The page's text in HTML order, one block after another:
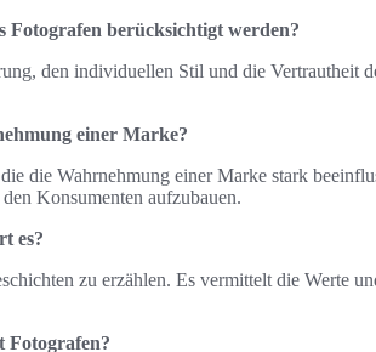
Fotografen berücksichtigt werden?
den individuellen Stil und die Vertrautheit
einer Marke?
die Wahrnehmung einer Marke stark
Konsumenten aufzubauen.
es?
zu erzählen. Es vermittelt die Werte
Fotografen?